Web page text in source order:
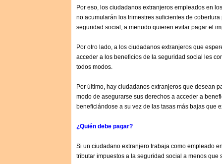
Por eso, los ciudadanos extranjeros empleados en
no acumularán los trimestres suficientes de
seguridad social, a menudo quieren evitar pagar el
Por otro lado, a los ciudadanos extranjeros que
acceder a los beneficios de la seguridad social les
todos modos.
Por último, hay ciudadanos extranjeros que desean
modo de asegurarse sus derechos a acceder a
beneficiándose a su vez de las tasas más bajas que
¿Quién debe pagar?
Si un ciudadano extranjero trabaja como empleado
tributar impuestos a la seguridad social a menos